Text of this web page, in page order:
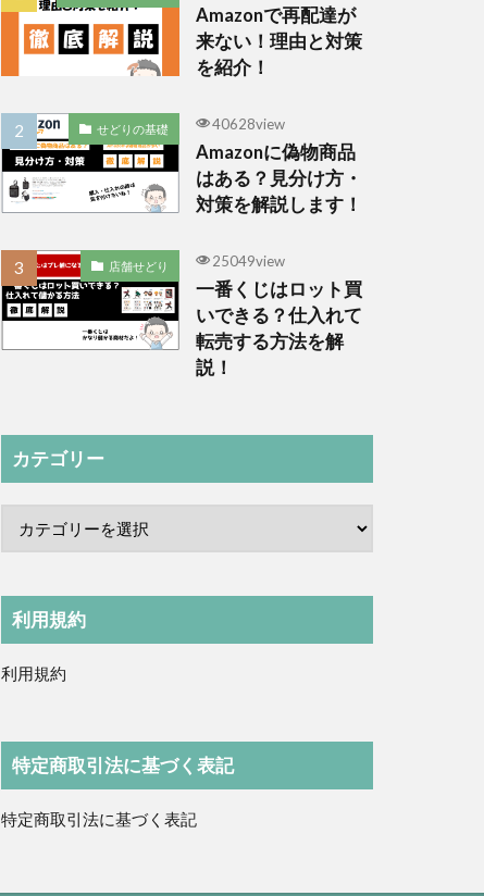
Amazonで再配達が
来ない！理由と対策
を紹介！
せどりの基礎 40628view
Amazonに偽物商品
はある？見分け方・
対策を解説します！
店舗せどり 25049view
一番くじはロット買
いできる？仕入れて
転売する方法を解
説！
カテゴリー
利用規約
利用規約
特定商取引法に基づく表記
特定商取引法に基づく表記